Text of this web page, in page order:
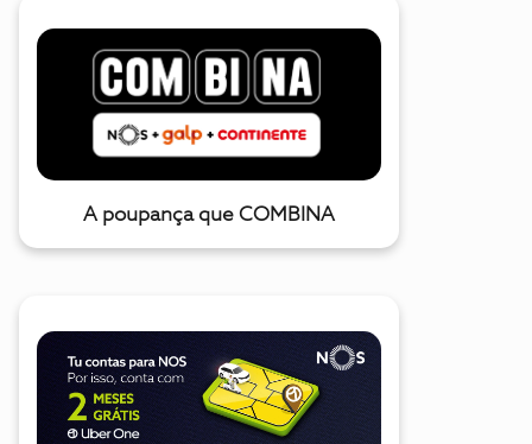
A poupança que COMBINA